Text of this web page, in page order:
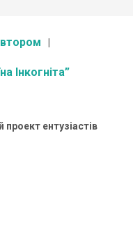
Інкогніта”
проект ентузіастів